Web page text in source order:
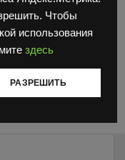
Чтобы
использования
здесь
РАЗРЕШИТЬ
6 160А
1
6
катушкой